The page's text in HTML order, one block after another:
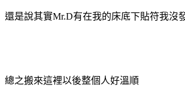
還是說其實Mr.D有在我的床底下貼符我沒
總之搬來這裡以後整個人好溫順